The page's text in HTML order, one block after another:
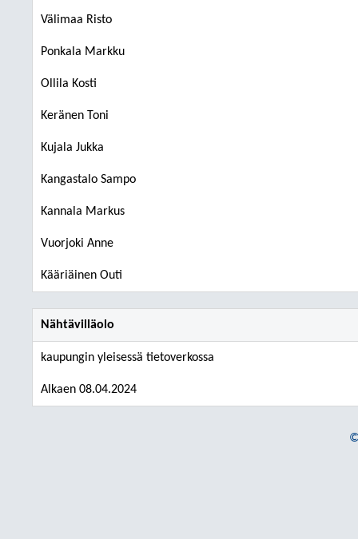
Välimaa Risto
Ponkala Markku
Ollila Kosti
Keränen Toni
Kujala Jukka
Kangastalo Sampo
Kannala Markus
Vuorjoki Anne
Kääriäinen Outi
Nähtävilläolo
kaupungin yleisessä tietoverkossa
Alkaen 08.04.2024